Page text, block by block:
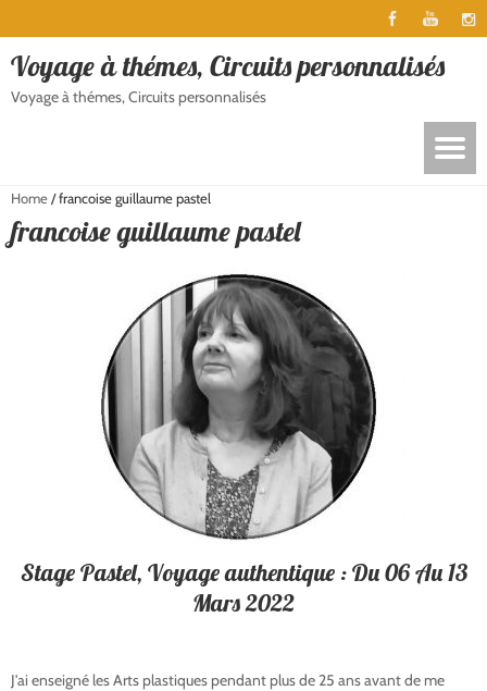
Voyage à thémes, Circuits personnalisés
Voyage à thémes, Circuits personnalisés
Home/francoise guillaume pastel
francoise guillaume pastel
Stage Pastel, Voyage authentique : Du 06 Au 13
Mars 2022
J'ai enseigné les Arts plastiques pendant plus de 25 ans avant de me